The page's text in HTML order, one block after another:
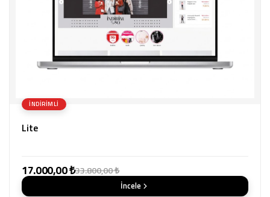
İNDIRIMLI
Lite
17.000,00 ₺33.800,00 ₺
İncele